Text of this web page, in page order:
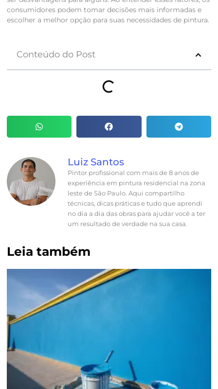
consumidores podem tomar decisões mais informadas e
escolher a melhor opção para suas necessidades de pintura.
Conteúdo do Post
Luiz Santos
Pintor profissional com mais de 8 anos de
experiência em pintura residencial na zona
leste de São Paulo. Aqui compartilho
técnicas, dicas práticas e tudo que aprendi
no dia a dia das obras para ajudar você a ter
um resultado de verdade na sua casa.
Leia também